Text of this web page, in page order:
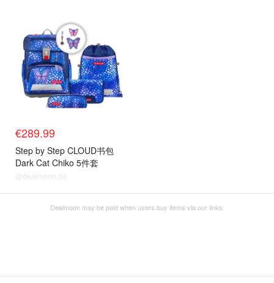
€289.99
Step by Step CLOUD书包
Dark Cat Chiko 5件套
@dealmoon.de
Dealmoon may be paid when users buy items via our links.